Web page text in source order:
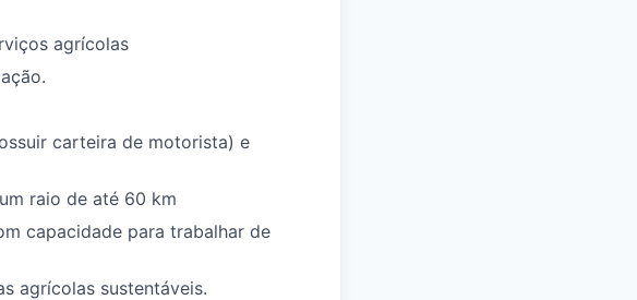
agrícolas
carteira de motorista) e
raio de até 60 km
capacidade para trabalhar de
agrícolas sustentáveis.